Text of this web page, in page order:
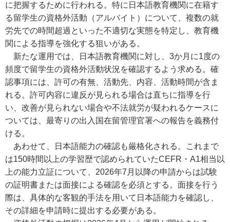
に把握するために行われる。特に日本語教育機関に在籍す
る留学生の資格外活動（アルバイト）について、複数の就
労先での時間超過といった不適切な実態を特定し、教育機
関による指導を強化する狙いがある。
新たな運用では、日本語教育機関に対し、3か月に1度の
頻度で留学生の資格外活動状況を確認するよう求める。確
認事項には、許可の有無、活動先、内容、活動時間が含ま
れる。許可内容に違反が見られる場合は直ちに指導を行
い、改善が見られない場合や不法就労が疑われるケースに
ついては、最寄りの出入国在留管理官署への報告を義務付
ける。
あわせて、日本語能力の確認も厳格化される。これまで
は150時間以上の学習歴で認められていたCEFR・A1相当以
上の能力立証について、2026年7月以降の申請からは試験
の証明書または面接による確認を必須とする。面接を行う
際は、具体的な客観的手法を用いて日本語能力を確認し、
その詳細を申請時に提出する必要がある。